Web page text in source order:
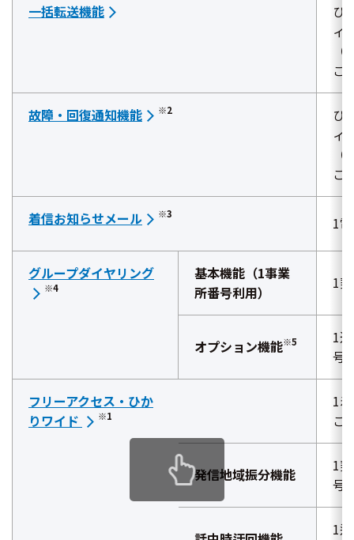
一括転送機能
ひ
ィ
ご
故障・回復通知機能 ※2
ひ
ィ
ご
着信お知らせメール ※3 1
グループダイヤリング
※4
基本機能（1事業
所番号利用）
1
オプション機能※5
1
号
フリーアクセス・ひか
りワイド
※1
1
ご
発信地域振分機能
1
号
1